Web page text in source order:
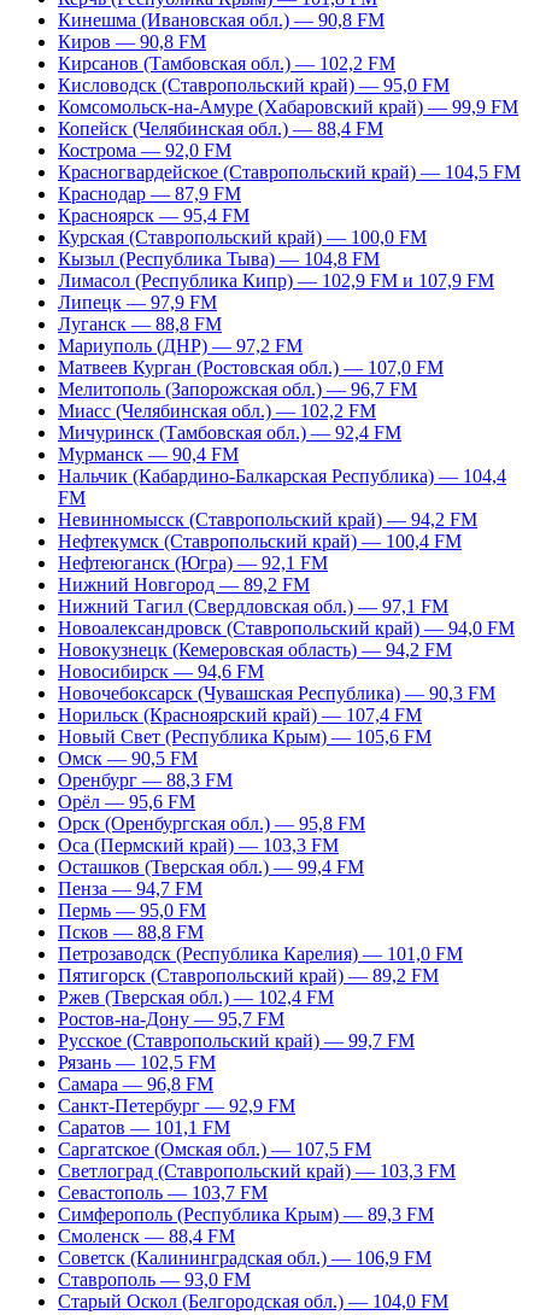
Кинешма (Ивановская обл.) — 90,8 FM
Киров — 90,8 FM
Кирсанов (Тамбовская обл.) — 102,2 FM
Кисловодск (Ставропольский край) — 95,0 FM
Комсомольск-на-Амуре (Хабаровский край) — 99,9 FM
Копейск (Челябинская обл.) — 88,4 FM
Кострома — 92,0 FM
Красногвардейское (Ставропольский край) — 104,5 FM
Краснодар — 87,9 FM
Красноярск — 95,4 FM
Курская (Ставропольский край) — 100,0 FM
Кызыл (Республика Тыва) — 104,8 FM
Лимасол (Республика Кипр) — 102,9 FM и 107,9 FM
Липецк — 97,9 FM
Луганск — 88,8 FM
Мариуполь (ДНР) — 97,2 FM
Матвеев Курган (Ростовская обл.) — 107,0 FM
Мелитополь (Запорожская обл.) — 96,7 FM
Миасс (Челябинская обл.) — 102,2 FM
Мичуринск (Тамбовская обл.) — 92,4 FM
Мурманск — 90,4 FM
Нальчик (Кабардино-Балкарская Республика) — 104,4
FM
Невинномысск (Ставропольский край) — 94,2 FM
Нефтекумск (Ставропольский край) — 100,4 FM
Нефтеюганск (Югра) — 92,1 FM
Нижний Новгород — 89,2 FM
Нижний Тагил (Свердловская обл.) — 97,1 FM
Новоалександровск (Ставропольский край) — 94,0 FM
Новокузнецк (Кемеровская область) — 94,2 FM
Новосибирск — 94,6 FM
Новочебоксарск (Чувашская Республика) — 90,3 FM
Норильск (Красноярский край) — 107,4 FM
Новый Свет (Республика Крым) — 105,6 FM
Омск — 90,5 FM
Оренбург — 88,3 FM
Орёл — 95,6 FM
Орск (Оренбургская обл.) — 95,8 FM
Оса (Пермский край) — 103,3 FM
Осташков (Тверская обл.) — 99,4 FM
Пенза — 94,7 FM
Пермь — 95,0 FM
Псков — 88,8 FM
Петрозаводск (Республика Карелия) — 101,0 FM
Пятигорск (Ставропольский край) — 89,2 FM
Ржев (Тверская обл.) — 102,4 FM
Ростов-на-Дону — 95,7 FM
Русское (Ставропольский край) — 99,7 FM
Рязань — 102,5 FM
Самара — 96,8 FM
Санкт-Петербург — 92,9 FM
Саратов — 101,1 FM
Саргатское (Омская обл.) — 107,5 FM
Светлоград (Ставропольский край) — 103,3 FM
Севастополь — 103,7 FM
Симферополь (Республика Крым) — 89,3 FM
Смоленск — 88,4 FM
Советск (Калининградская обл.) — 106,9 FM
Ставрополь — 93,0 FM
Старый Оскол (Белгородская обл.) — 104,0 FM